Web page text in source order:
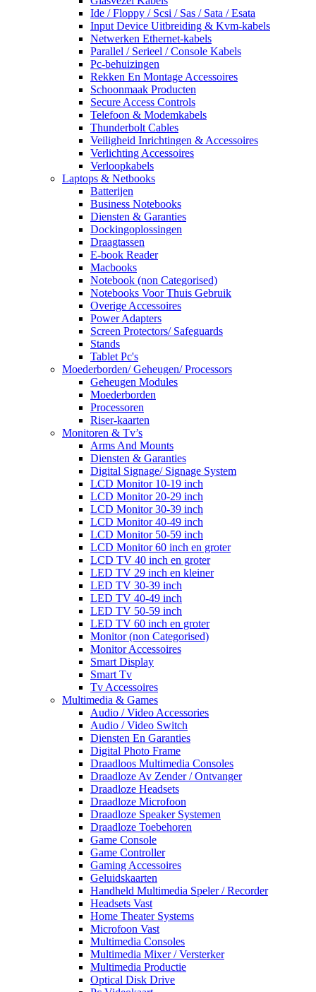
Ide / Floppy / Scsi / Sas / Sata / Esata
Input Device Uitbreiding & Kvm-kabels
Netwerken Ethernet-kabels
Parallel / Serieel / Console Kabels
Pc-behuizingen
Rekken En Montage Accessoires
Schoonmaak Producten
Secure Access Controls
Telefoon & Modemkabels
Thunderbolt Cables
Veiligheid Inrichtingen & Accessoires
Verlichting Accessoires
Verloopkabels
Laptops & Netbooks
Batterijen
Business Notebooks
Diensten & Garanties
Dockingoplossingen
Draagtassen
E-book Reader
Macbooks
Notebook (non Categorised)
Notebooks Voor Thuis Gebruik
Overige Accessoires
Power Adapters
Screen Protectors/ Safeguards
Stands
Tablet Pc's
Moederborden/ Geheugen/ Processors
Geheugen Modules
Moederborden
Processoren
Riser-kaarten
Monitoren & Tv’s
Arms And Mounts
Diensten & Garanties
Digital Signage/ Signage System
LCD Monitor 10-19 inch
LCD Monitor 20-29 inch
LCD Monitor 30-39 inch
LCD Monitor 40-49 inch
LCD Monitor 50-59 inch
LCD Monitor 60 inch en groter
LCD TV 40 inch en groter
LED TV 29 inch en kleiner
LED TV 30-39 inch
LED TV 40-49 inch
LED TV 50-59 inch
LED TV 60 inch en groter
Monitor (non Categorised)
Monitor Accessoires
Smart Display
Smart Tv
Tv Accessoires
Multimedia & Games
Audio / Video Accessories
Audio / Video Switch
Diensten En Garanties
Digital Photo Frame
Draadloos Multimedia Consoles
Draadloze Av Zender / Ontvanger
Draadloze Headsets
Draadloze Microfoon
Draadloze Speaker Systemen
Draadloze Toebehoren
Game Console
Game Controller
Gaming Accessoires
Geluidskaarten
Handheld Multimedia Speler / Recorder
Headsets Vast
Home Theater Systems
Microfoon Vast
Multimedia Consoles
Multimedia Mixer / Versterker
Multimedia Productie
Optical Disk Drive